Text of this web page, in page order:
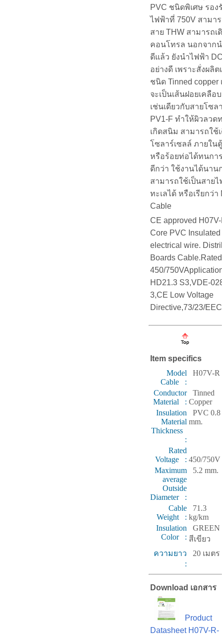
PVC ชนิดพิเศษ รอง
ไฟฟ้าที่ 750V สามา
สาย THW สามารถเ
คอนโทรล นอกจากน
ดีแล้ว ยังนำไฟฟ้า
อย่างดี เพราะสั่งผลิต
ชนิด Tinned copper
จะเป็นเส้นฝอยเคลือ
เช่นเดียวกับสายโซล
PV1-F ทำให้ผิวลวด
เกิดสนิม สามารถใช้
โซลาร์เซลล์ ภายใน
หรือร้อยท่อได้ทนกา
ดีกว่า ใช้งานได้นาน
สามารถใช้เป็นสายไ
ทะเลได้ หรือเรียกว่า
Cable
CE approved
Core PVC
electrical wire.
Boards
450/
HD21.3 S3,VDE-
3,CE Low Voltage
Directive,73/23/
Item specifics
Model
Cable :
H07V-R
Conductor
Material :
Tinned
Copper
Insulation
Material
Thickness
:
PVC 0.8
mm.
Rated
Voltage : 450/750V
Maximum
average
Outside
Diameter :
5.2 mm.
Cable
Weight :
71.3
kg/km
Insulation
Color :
GREEN
สีเขียว
ความยาว
:
20 เมตร
Download เอกสาร
Product
Datasheet H07V-R-